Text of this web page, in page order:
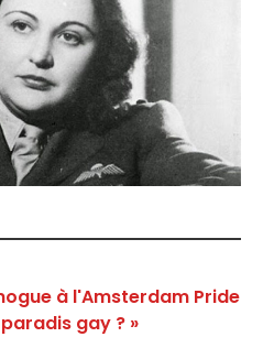
à l'Amsterdam Pride
gay ? »